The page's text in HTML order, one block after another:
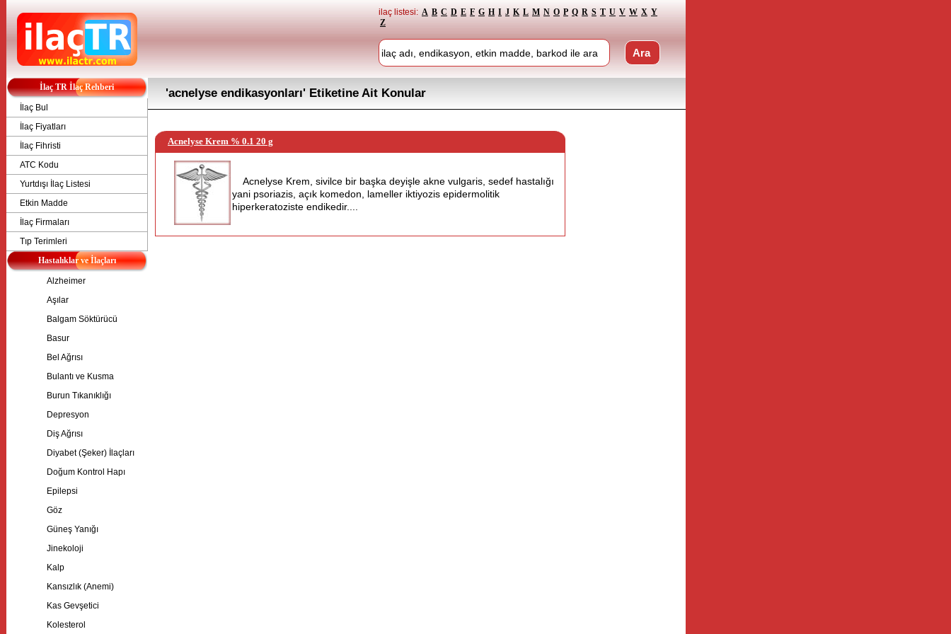
ilaç listesi: A B C D E F G H I J K L M N O P Q R S T U V W X Y
Z
İlaç TR İlaç Rehberi
İlaç Bul
İlaç Fiyatları
İlaç Fihristi
ATC Kodu
Yurtdışı İlaç Listesi
Etkin Madde
İlaç Firmaları
Tıp Terimleri
Hastalıklar ve İlaçları
Alzheimer
Aşılar
Balgam Söktürücü
Basur
Bel Ağrısı
Bulantı ve Kusma
Burun Tıkanıklığı
Depresyon
Diş Ağrısı
Diyabet (Şeker) İlaçları
Doğum Kontrol Hapı
Epilepsi
Göz
Güneş Yanığı
Jinekoloji
Kalp
Kansızlık (Anemi)
Kas Gevşetici
Kolesterol
'acnelyse endikasyonları' Etiketine Ait Konular
Acnelyse Krem % 0.1 20 g
Acnelyse Krem, sivilce bir başka deyişle akne vulgaris, sedef hastalığı
yani psoriazis, açık komedon, lameller iktiyozis epidermolitik
hiperkeratoziste endikedir....